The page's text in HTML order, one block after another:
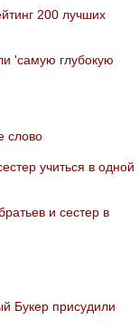
200 лучших
'самую глубокую
слово
учиться в одной
и сестер в
Букер присудили